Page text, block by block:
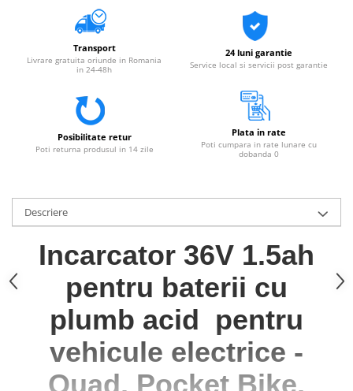
Transport
Livrare gratuita oriunde in Romania
in 24-48h
24 luni garantie
Service local si servicii post garantie
Posibilitate retur
Poti returna produsul in 14 zile
Plata in rate
Poti cumpara in rate lunare cu
dobanda 0
Descriere
Incarcator 36V 1.5ah
pentru baterii cu
plumb acid pentru
vehicule electrice -
Quad, Pocket Bike,